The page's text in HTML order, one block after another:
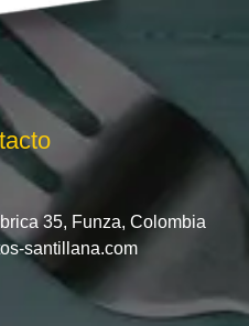
35, Funza, Colombia
santillana.com